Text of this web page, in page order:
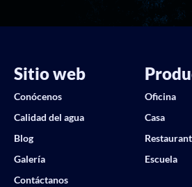
Sitio web
Conócenos
Calidad del agua
Blog
Galería
Contáctanos
Oficina
Casa
Escuela